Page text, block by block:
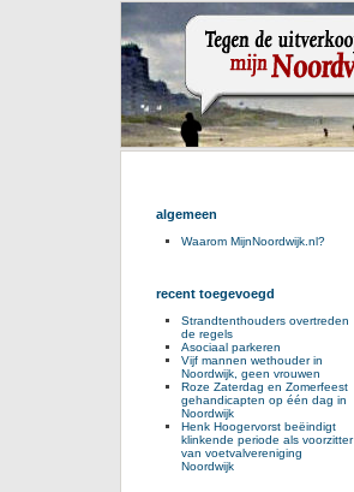
algemeen
Waarom MijnNoordwijk.nl?
recent toegevoegd
Strandtenthouders overtreden
de regels
Asociaal parkeren
Vijf mannen wethouder in
Noordwijk, geen vrouwen
Roze Zaterdag en Zomerfeest
gehandicapten op één dag in
Noordwijk
Henk Hoogervorst beëindigt
klinkende periode als voorzitter
van voetvalvereniging
Noordwijk